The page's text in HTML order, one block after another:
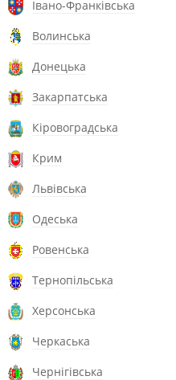
Івано-Франківська
Волинська
Донецька
Закарпатська
Кіровоградська
Крим
Львівська
Одеська
Ровенська
Тернопільська
Херсонська
Черкаська
Чернігівська